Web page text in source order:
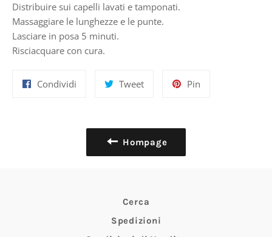
Distribuire sui capelli lavati e tamponati.
Massaggiare le lunghezze e le punte.
Lasciare in posa 5 minuti.
Risciacquare con cura.
Condividi Condividi TweetTwitta
Pin
Hompage
Cerca
Spedizioni